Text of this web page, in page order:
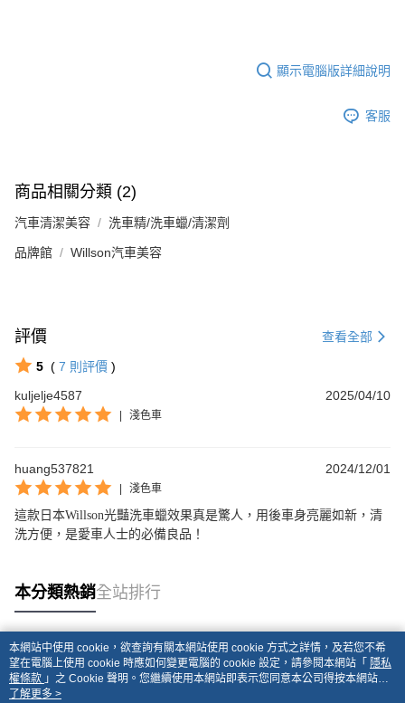
顯示電腦版詳細說明
客服
商品相關分類 (2)
汽車清潔美容 洗車精/洗車蠟/清潔劑
品牌館 Willson汽車美容
評價 查看全部
5 ( 7 則評價 )
kuljelje4587
2025/04/10
淺色車
huang537821 2024/12/01
淺色車
這款日本Willson光豔洗車蠟效果真是驚人，用後車身亮麗如新，清
洗方便，是愛車人士的必備良品！
本分類熱銷全站排行
熱門標籤
本網站中使用 cookie，欲查詢有關本網站使用 cookie 方式之詳情，及若您不希
望在電腦上使用 cookie 時應如何變更電腦的 cookie 設定，請參閱本網站「 隱私
權條款 」之 Cookie 聲明。您繼續使用本網站即表示您同意本公司得按本網站使
用條款之 Cookie 聲明使用 cookie。
了解更多 >